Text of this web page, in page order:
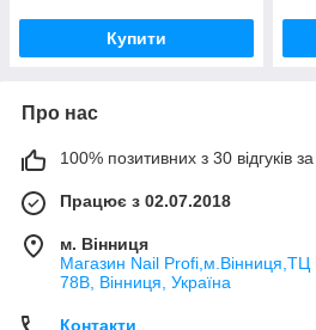
Купити
Про нас
100% позитивних з 30 відгуків за
Працює з 02.07.2018
м. Вінниця
Магазин Nail Profi,м.Вінниця,ТЦ
78В, Вінниця, Україна
Контакти